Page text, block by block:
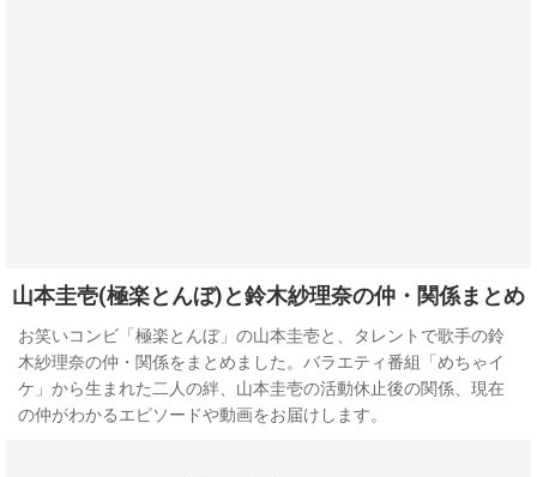
山本圭壱(極楽とんぼ)と鈴木紗理奈の仲・関係まとめ
お笑いコンビ「極楽とんぼ」の山本圭壱と、タレントで歌手の鈴
木紗理奈の仲・関係をまとめました。バラエティ番組「めちゃイ
ケ」から生まれた二人の絆、山本圭壱の活動休止後の関係、現在
の仲がわかるエピソードや動画をお届けします。